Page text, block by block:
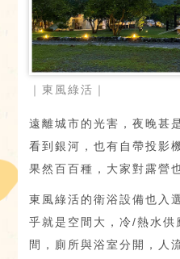
｜東風綠活｜
遠離城市的光害，夜晚甚
看到銀河，也有自帶投影
果然百百種，大家對露營
東風綠活的衛浴設備也入
乎就是空間大，冷/熱水
間，廁所與浴室分開，人